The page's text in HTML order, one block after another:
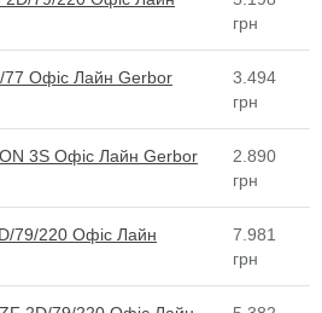
грн
Офіс Лайн Gerbor
3.494
грн
3S Офіс Лайн Gerbor
2.890
грн
79/220 Офіс Лайн
7.981
грн